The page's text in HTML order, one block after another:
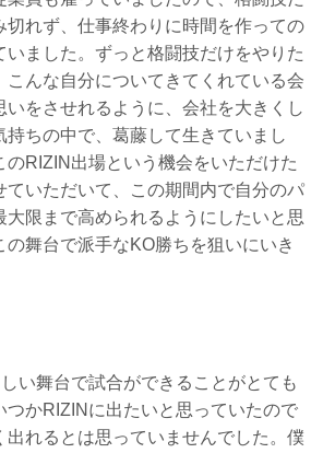
切れず、仕事終わりに時間を作っての
いました。ずっと格闘技だけをやりた
こんな自分についてきてくれている会
いをさせれるように、会社を大きくし
持ちの中で、葛藤して生きていまし
のRIZIN出場という機会をいただけた
ていただいて、この期間内で自分のパ
大限まで高められるようにしたいと思
の舞台で派手なKO勝ちを狙いにいき
い舞台で試合ができることがとても
つかRIZINに出たいと思っていたので
出れるとは思っていませんでした。僕